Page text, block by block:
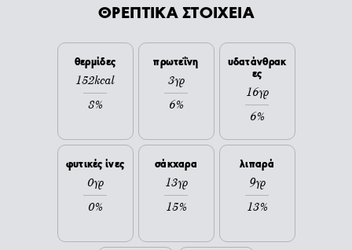
ΘΡΕΠΤΙΚΑ ΣΤΟΙΧΕΙΑ
θερμίδες
152kcal
8%
πρωτεΐνη
3γρ
6%
υδατάνθρακ
ες
16γρ
6%
φυτικές ίνες
0γρ
0%
σάκχαρα
13γρ
15%
λιπαρά
9γρ
13%